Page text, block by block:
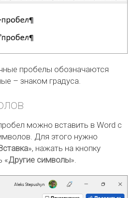
пробелы обозначаются
– знаком градуса.
можно вставить в Word с
Для этого нужно
», нажать на кнопку
«Другие символы».